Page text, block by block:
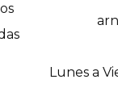
Lunes a